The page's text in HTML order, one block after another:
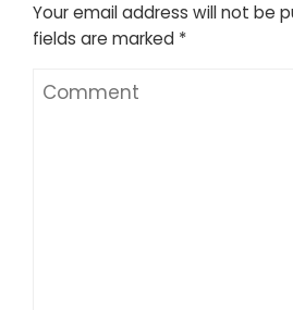
Your email address will not be
fields are marked *